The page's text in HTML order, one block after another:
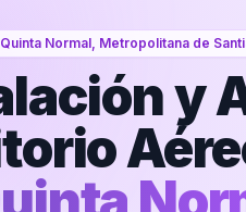
Normal, Metropolitana de
y